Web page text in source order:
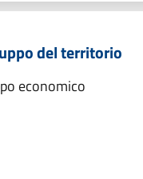
del territorio
economico